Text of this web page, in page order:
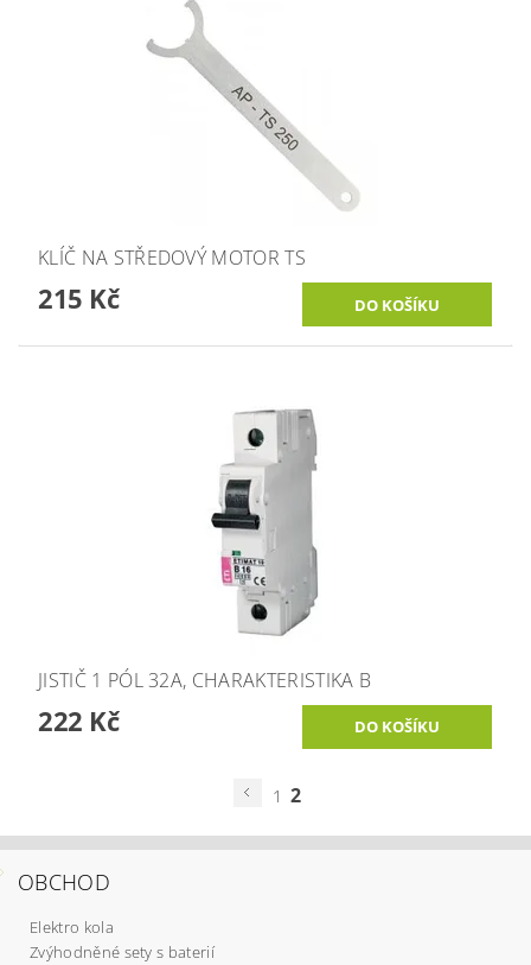
KLÍČ NA STŘEDOVÝ MOTOR TS
215 Kč
JISTIČ 1 PÓL 32A, CHARAKTERISTIKA B
222 Kč
1 2
OBCHOD
Elektro kola
Zvýhodněné sety s baterií